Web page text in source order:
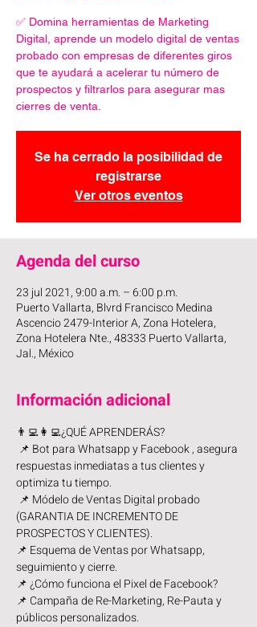
✅ Domina herramientas de Marketing
Digital, aprende un modelo digital de ventas
probado con empresas de diferentes giros
que te ayudará a acelerar tu número de
prospectos y filtrarlos para asegurar mas
cierres de venta.
Se ha cerrado la posibilidad de
registrarse
Ver otros eventos
Agenda del curso
23 jul 2021, 9:00 a.m. – 6:00 p.m.
Puerto Vallarta, Blvrd Francisco Medina
Ascencio 2479-Interior A, Zona Hotelera,
Zona Hotelera Nte., 48333 Puerto Vallarta,
Jal., México
Información adicional
👨‍💻👩‍💻¿QUÉ APRENDERÁS?
📌 Bot para Whatsapp y Facebook , asegura
respuestas inmediatas a tus clientes y
optimiza tu tiempo.
📌 Módelo de Ventas Digital probado
(GARANTIA DE INCREMENTO DE
PROSPECTOS Y CLIENTES).
📌 Esquema de Ventas por Whatsapp,
seguimiento y cierre.
📌 ¿Cómo funciona el Pixel de Facebook?
📌 Campaña de Re-Marketing, Re-Pauta y
públicos personalizados.